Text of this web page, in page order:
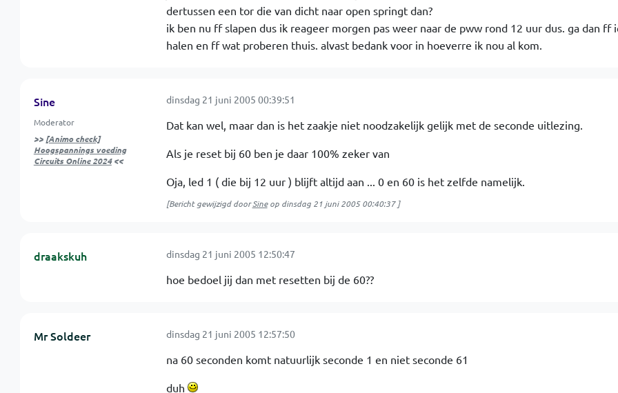
dertussen een tor die van dicht naar open springt dan?
ik ben nu ff slapen dus ik reageer morgen pas weer naar de pww rond 12 uur dus. ga dan ff
halen en ff wat proberen thuis. alvast bedank voor in hoeverre ik nou al kom.
Sine
Moderator
>> [Animo check]
Hoogspannings voeding
Circuits Online 2024<<
dinsdag 21 juni 2005 00:39:51
Dat kan wel, maar dan is het zaakje niet noodzakelijk gelijk met de seconde uitlezing.
Als je reset bij 60 ben je daar 100% zeker van
Oja, led 1 ( die bij 12 uur ) blijft altijd aan ... 0 en 60 is het zelfde namelijk.
[Bericht gewijzigd doorSineop dinsdag 21 juni 2005 00:40:37]
draakskuh dinsdag 21 juni 2005 12:50:47
hoe bedoel jij dan met resetten bij de 60??
Mr Soldeer dinsdag 21 juni 2005 12:57:50
na 60 seconden komt natuurlijk seconde 1 en niet seconde 61
duh